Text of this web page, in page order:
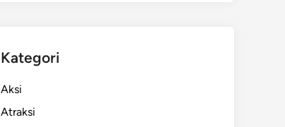
Kategori
Aksi
Atraksi